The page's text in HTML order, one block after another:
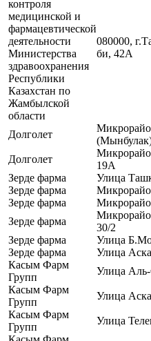
контроля
медицинской и
фармацевтической
деятельности
Министерства
здравоохранения
Республики
Казахстан по
Жамбылской
области
080000,
би, 42А
Долголет
Долголет
19А
Зерде фарма
Улица
Зерде фарма
Зерде фарма
Зерде фарма
30/2
Зерде фарма
Улица
Зерде фарма
Улица
Касым Фарм
Групп
Улица
Касым Фарм
Групп
Улица
Касым Фарм
Групп
Улица